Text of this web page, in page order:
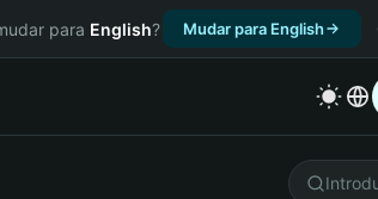
para English? Mudar para English